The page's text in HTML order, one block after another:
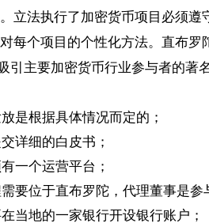
立法执行了加密货币项目必须遵
每个项目的个性化方法。直布
引主要加密货币行业参与者的著
是根据具体情况而定的；
详细的白皮书；
一个运营平台；
要位于直布罗陀，代理董事是
当地的一家银行开设银行账户；